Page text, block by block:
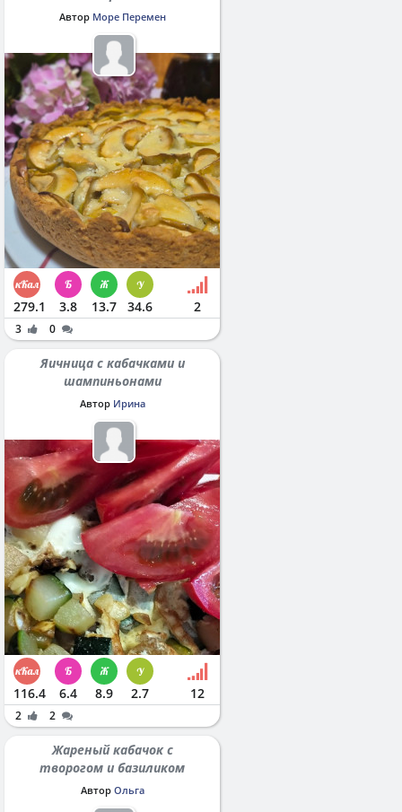
Автор Море Перемен
279.1 3.8 13.7 34.6 2
3 0
Яичница с кабачками и
шампиньонами
Автор Ирина
116.4 6.4 8.9 2.7 12
2 2
Жареный кабачок с
творогом и базиликом
Автор Ольга